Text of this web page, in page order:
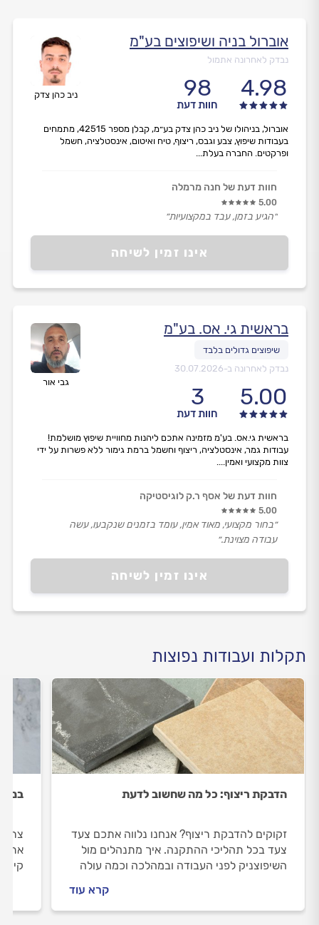
ניב כהן צדק
אוברול בניה ושיפוצים בע"מ
נבדק לאחרונה אתמול
4.98
98
חוות דעת
אינו זמין לשיחה
אוברול, בניהולו של ניב כהן צדק בע״מ, קבלן מספר 42515, מתמחים
בעבודות שיפוץ, צבע וגבס, ריצוף, טיח ואיטום, אינסטלציה, חשמל
ופרקטים. החברה בעלת...
חוות דעת של חנה מרמלה
5.00
״הגיע בזמן, עבד במקצועיות״
גבי אור
בראשית גי. אס. בע"מ
נבדק לאחרונה ב-30.07.2026
5.00
3
חוות דעת
אינו זמין לשיחה
בראשית גי.אס. בע'מ מזמינה אתכם ליהנות מחוויית שיפוץ מושלמת!
עבודות גמר, אינסטלציה, ריצוף וחשמל ברמת גימור ללא פשרות על ידי
צוות מקצועי ואמין....
חוות דעת של אסף ר.ק לוגיסטיקה
5.00
״בחור מקצועי, מאוד אמין, עומד בזמנים שנקבעו, עשה
עבודה מצוינת.״
תקלות ועבודות נפוצות
הדבקת ריצוף: כל מה שחשוב לדעת
זקוקים להדבקת ריצוף? אנחנו נלווה אתכם צעד
צעד בכל תהליכי ההתקנה. איך מתנהלים מול
השיפוצניק לפני העבודה ובמהלכה וכמה עולה
קרא עוד
קיר